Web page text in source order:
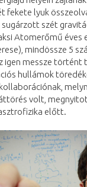
fekete lyuk
szét
Atomerőmű éves
mindössze 5
igen messze történt
hullámok
volt,
előtt.